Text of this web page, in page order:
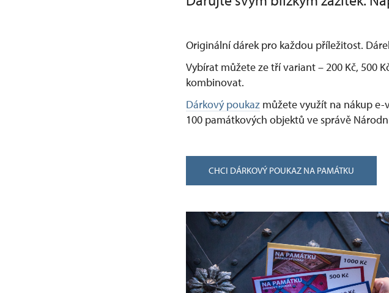
Originální dárek pro každou příležitost.
Vybírat můžete ze tří variant –⁠ 200 Kč, 500
kombinovat.
Dárkový poukaz můžete využít na nákup
100 památkových objektů ve správě
CHCI DÁRKOVÝ POUKAZ NA PAMÁTKU